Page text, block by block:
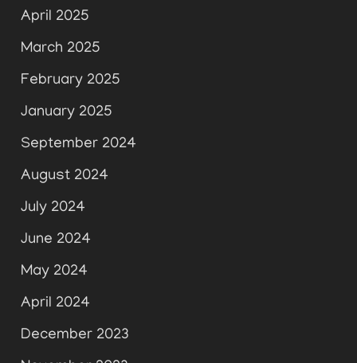
April 2025
March 2025
February 2025
January 2025
September 2024
August 2024
July 2024
June 2024
May 2024
April 2024
December 2023